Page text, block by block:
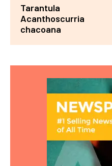
Tarantula
Acanthoscurria
chacoana